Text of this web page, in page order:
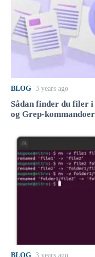
BLOG 3 years ago
Sådan finder du filer
og Grep-kommandoer
BLOG 3 years ago